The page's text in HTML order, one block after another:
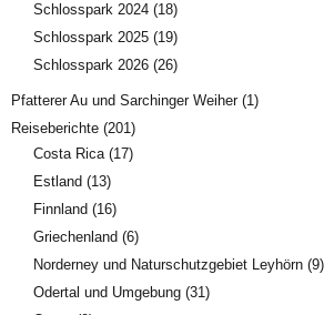
Schlosspark 2024 (18)
Schlosspark 2025 (19)
Schlosspark 2026 (26)
Pfatterer Au und Sarchinger Weiher(1)
Reiseberichte (201)
Costa Rica(17)
Estland (13)
Finnland (16)
Griechenland (6)
Norderney und Naturschutzgebiet Leyhörn (9)
Odertal und Umgebung (31)